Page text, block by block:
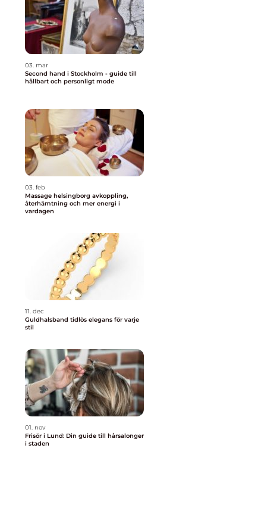
03. mar
Second hand i Stockholm - guide till
hållbart och personligt mode
03. feb
Massage helsingborg avkoppling,
återhämtning och mer energi i
vardagen
11. dec
Guldhalsband tidlös elegans för varje
stil
01. nov
Frisör i Lund: Din guide till hårsalonger
i staden